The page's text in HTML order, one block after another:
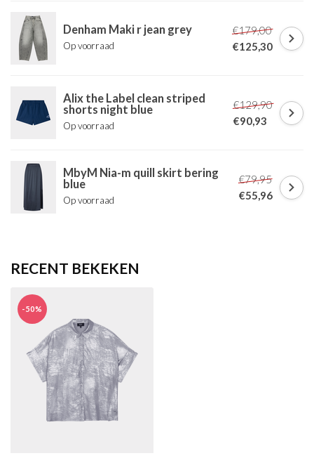
Denham Maki r jean grey
Op voorraad
€179,00
€125,30
Alix the Label clean striped
shorts night blue
Op voorraad
€129,90
€90,93
MbyM Nia-m quill skirt bering
blue
Op voorraad
€79,95
€55,96
RECENT BEKEKEN
-50%